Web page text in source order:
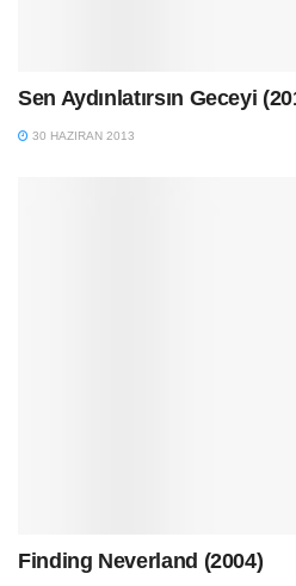
Sen Aydınlatırsın Geceyi
30 HAZIRAN 2013
Finding Neverland (2004)